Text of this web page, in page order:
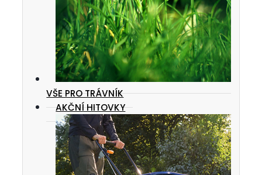
VŠE PRO TRÁVNÍK
AKČNÍ HITOVKY